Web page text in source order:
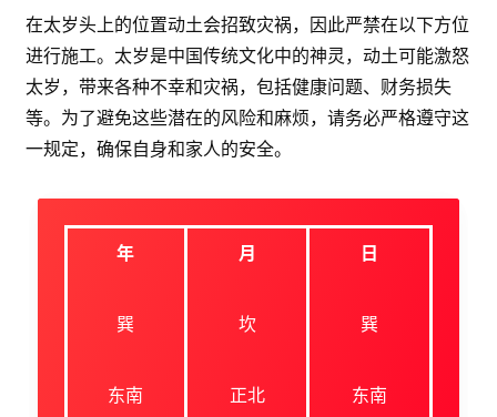
在太岁头上的位置动土会招致灾祸，因此严禁在以下方位
进行施工。太岁是中国传统文化中的神灵，动土可能激怒
太岁，带来各种不幸和灾祸，包括健康问题、财务损失
等。为了避免这些潜在的风险和麻烦，请务必严格遵守这
一规定，确保自身和家人的安全。
年
巽
东南
月
坎
正北
日
巽
东南